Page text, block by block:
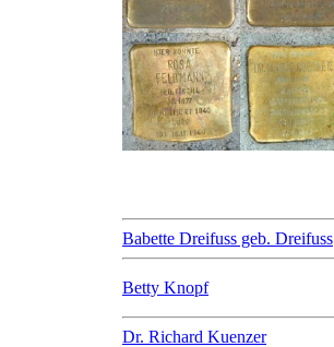
Babette Dreifuss geb. Dreifuss
Betty Knopf
Dr. Richard Kuenzer